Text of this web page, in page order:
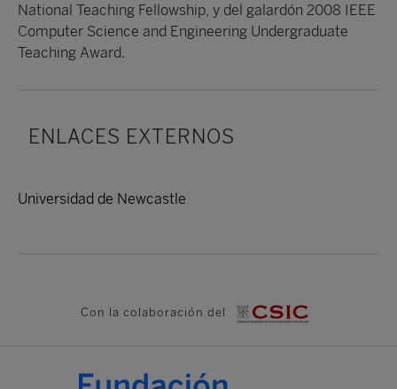
National Teaching Fellowship, y del galardón 2008 IEEE
Computer Science and Engineering Undergraduate
Teaching Award.
ENLACES EXTERNOS
Universidad de Newcastle
Con la colaboración del